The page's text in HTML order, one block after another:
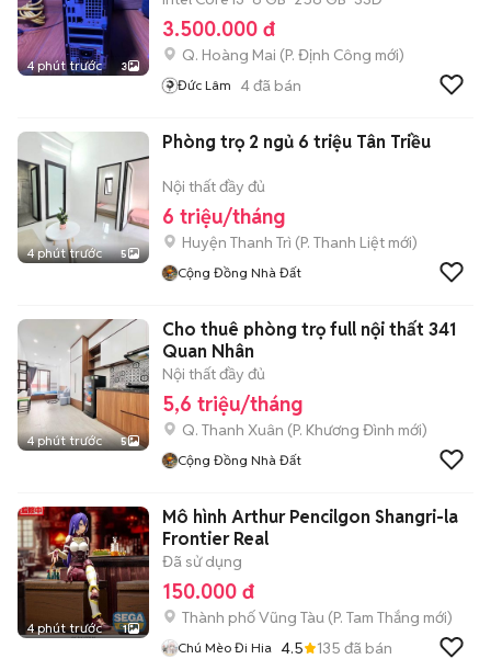
4 phút trước 3
3.500.000 đ
Q. Hoàng Mai (P. Định Công mới)
Đức Lâm 4đã bán
4 phút trước 5
Phòng trọ 2 ngủ 6 triệu Tân Triều
Nội thất đầy đủ
6 triệu/tháng
Huyện Thanh Trì (P. Thanh Liệt mới)
Cộng Đồng Nhà Đất
4 phút trước 5
Cho thuê phòng trọ full nội thất 341
Quan Nhân
Nội thất đầy đủ
5,6 triệu/tháng
Q. Thanh Xuân (P. Khương Đình mới)
Cộng Đồng Nhà Đất
4 phút trước 1
Mô hình Arthur Pencilgon Shangri-la
Frontier Real
Đã sử dụng
150.000 đ
Thành phố Vũng Tàu (P. Tam Thắng mới)
Chú Mèo Đi Hia 4.5 135 đã bán